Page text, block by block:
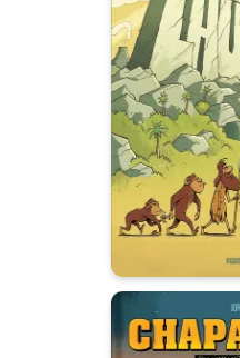
L'
13/05/2026
Un drôle
l'origine